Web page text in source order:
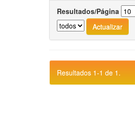
Resultados/Página
Resultados 1-1 de 1.